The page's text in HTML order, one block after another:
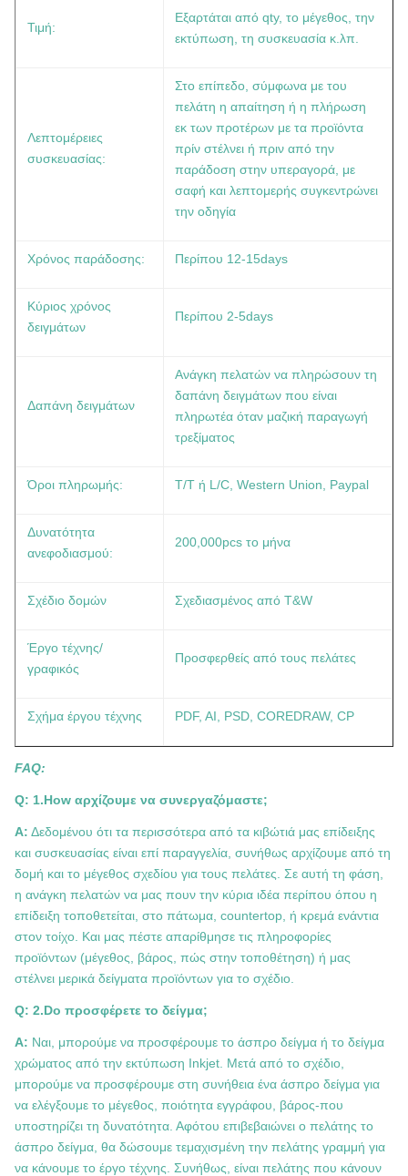
Τιμή:
Εξαρτάται από qty, το μέγεθος, την
εκτύπωση, τη συσκευασία κ.λπ.
Λεπτομέρειες
συσκευασίας:
Στο επίπεδο, σύμφωνα με του
πελάτη η απαίτηση ή η πλήρωση
εκ των προτέρων με τα προϊόντα
πρίν στέλνει ή πριν από την
παράδοση στην υπεραγορά, με
σαφή και λεπτομερής συγκεντρώνει
την οδηγία
Χρόνος παράδοσης: Περίπου 12-15days
Κύριος χρόνος
δειγμάτων
Περίπου 2-5days
Δαπάνη δειγμάτων
Ανάγκη πελατών να πληρώσουν τη
δαπάνη δειγμάτων που είναι
πληρωτέα όταν μαζική παραγωγή
τρεξίματος
Όροι πληρωμής: T/T ή L/C, Western Union, Paypal
Δυνατότητα
ανεφοδιασμού:
200,000pcs το μήνα
Σχέδιο δομών Σχεδιασμένος από T&W
Έργο τέχνης/
γραφικός
Προσφερθείς από τους πελάτες
Σχήμα έργου τέχνης PDF, AI, PSD, COREDRAW, CP
FAQ:
Q: 1.How αρχίζουμε να συνεργαζόμαστε;
Α: Δεδομένου ότι τα περισσότερα από τα κιβώτιά μας επίδειξης
και συσκευασίας είναι επί παραγγελία, συνήθως αρχίζουμε από τη
δομή και το μέγεθος σχεδίου για τους πελάτες. Σε αυτή τη φάση,
η ανάγκη πελατών να μας πουν την κύρια ιδέα περίπου όπου η
επίδειξη τοποθετείται, στο πάτωμα, countertop, ή κρεμά ενάντια
στον τοίχο. Και μας πέστε απαρίθμησε τις πληροφορίες
προϊόντων (μέγεθος, βάρος, πώς στην τοποθέτηση) ή μας
στέλνει μερικά δείγματα προϊόντων για το σχέδιο.
Q: 2.Do προσφέρετε το δείγμα;
Α: Ναι, μπορούμε να προσφέρουμε το άσπρο δείγμα ή το δείγμα
χρώματος από την εκτύπωση Inkjet. Μετά από το σχέδιο,
μπορούμε να προσφέρουμε στη συνήθεια ένα άσπρο δείγμα για
να ελέγξουμε το μέγεθος, ποιότητα εγγράφου, βάρος-που
υποστηρίζει τη δυνατότητα. Αφότου επιβεβαιώνει ο πελάτης το
άσπρο δείγμα, θα δώσουμε τεμαχισμένη την πελάτης γραμμή για
να κάνουμε το έργο τέχνης. Συνήθως, είναι πελάτης που κάνουν